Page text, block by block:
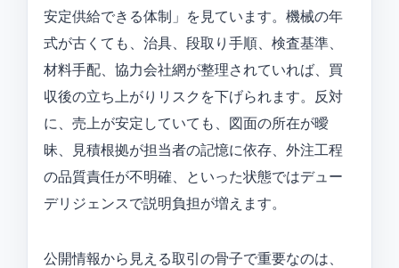
安定供給できる体制」を見ています。機械の年
式が古くても、治具、段取り手順、検査基準、
材料手配、協力会社網が整理されていれば、買
収後の立ち上がりリスクを下げられます。反対
に、売上が安定していても、図面の所在が曖
昧、見積根拠が担当者の記憶に依存、外注工程
の品質責任が不明確、といった状態ではデュー
デリジェンスで説明負担が増えます。
公開情報から見える取引の骨子で重要なのは、